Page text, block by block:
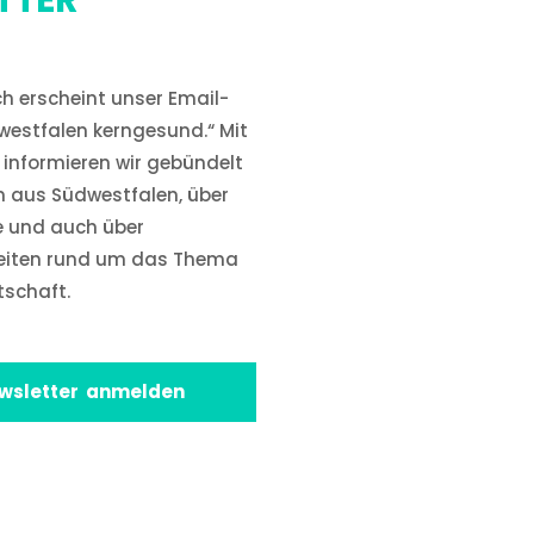
erscheint unser Email-
kerngesund.“ Mit
wir gebündelt
aus Südwestfalen, über
und auch über
rund um das Thema
anmelden